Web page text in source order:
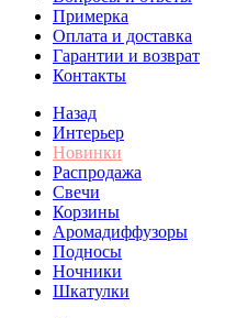
Примерка
Оплата и доставка
Гарантии и возврат
Контакты
Назад
Интерьер
Новинки
Распродажа
Свечи
Корзины
Аромадиффузоры
Подносы
Ночники
Шкатулки